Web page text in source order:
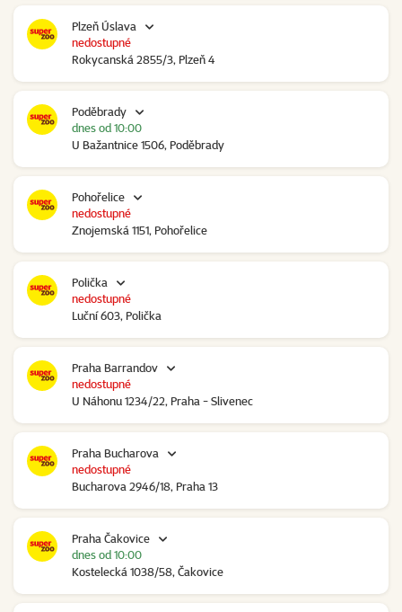
Plzeň Úslava
Rokycanská 2855/3, Plzeň 4
nedostupné
Poděbrady
U Bažantnice 1506, Poděbrady
dnes od 10:00
Pohořelice
Znojemská 1151, Pohořelice
nedostupné
Polička
Luční 603, Polička
nedostupné
Praha Barrandov
U Náhonu 1234/22, Praha - Slivenec
nedostupné
Praha Bucharova
Bucharova 2946/18, Praha 13
nedostupné
Praha Čakovice
Kostelecká 1038/58, Čakovice
dnes od 10:00